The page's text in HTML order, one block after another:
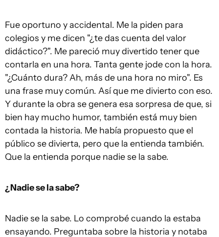
Fue oportuno y accidental. Me la piden para
colegios y me dicen "¿te das cuenta del valor
didáctico?". Me pareció muy divertido tener que
contarla en una hora. Tanta gente jode con la hora.
"¿Cuánto dura? Ah, más de una hora no miro". Es
una frase muy común. Así que me divierto con eso.
Y durante la obra se genera esa sorpresa de que, si
bien hay mucho humor, también está muy bien
contada la historia. Me había propuesto que el
público se divierta, pero que la entienda también.
Que la entienda porque nadie se la sabe.
¿Nadie se la sabe?
Nadie se la sabe. Lo comprobé cuando la estaba
ensayando. Preguntaba sobre la historia y notaba